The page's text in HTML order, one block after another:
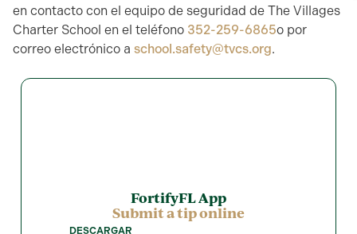
en contacto con el equipo de seguridad de The Villages
Charter School en el teléfono 352-259-6865o por
correo electrónico a school.safety@tvcs.org.
FortifyFL App
Submit a tip online
DESCARGAR